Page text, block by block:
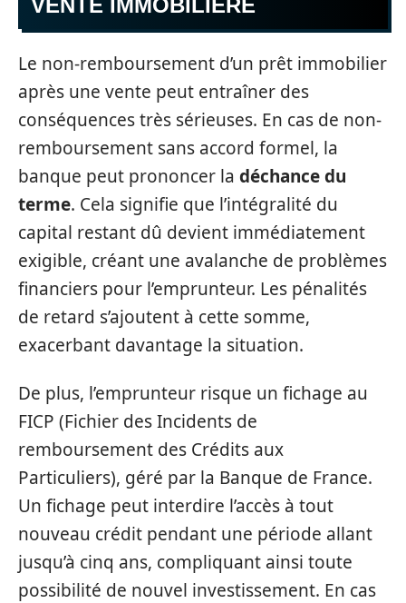
VENTE IMMOBILIÈRE
Le non-remboursement d’un prêt immobilier
après une vente peut entraîner des
conséquences très sérieuses. En cas de non-
remboursement sans accord formel, la
banque peut prononcer la déchance du
terme. Cela signifie que l’intégralité du
capital restant dû devient immédiatement
exigible, créant une avalanche de problèmes
financiers pour l’emprunteur. Les pénalités
de retard s’ajoutent à cette somme,
exacerbant davantage la situation.
De plus, l’emprunteur risque un fichage au
FICP (Fichier des Incidents de
remboursement des Crédits aux
Particuliers), géré par la Banque de France.
Un fichage peut interdire l’accès à tout
nouveau crédit pendant une période allant
jusqu’à cinq ans, compliquant ainsi toute
possibilité de nouvel investissement. En cas